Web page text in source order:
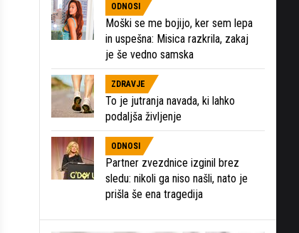
ODNOSI
Moški se me bojijo, ker sem lepa
in uspešna: Misica razkrila, zakaj
je še vedno samska
ZDRAVJE
To je jutranja navada, ki lahko
podaljša življenje
ODNOSI
Partner zvezdnice izginil brez
sledu: nikoli ga niso našli, nato je
prišla še ena tragedija